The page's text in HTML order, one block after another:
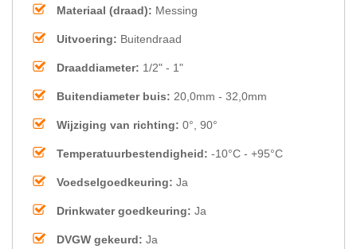
Materiaal (draad): Messing
Uitvoering: Buitendraad
Draaddiameter: 1/2" - 1"
Buitendiameter buis: 20,0mm - 32,0mm
Wijziging van richting: 0°, 90°
Temperatuurbestendigheid: -10°C - +95°C
Voedselgoedkeuring: Ja
Drinkwater goedkeuring: Ja
DVGW gekeurd: Ja